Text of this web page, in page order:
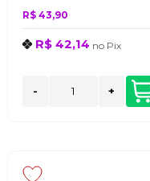
R$ 43,90
R$ 42,14 no Pix
- +